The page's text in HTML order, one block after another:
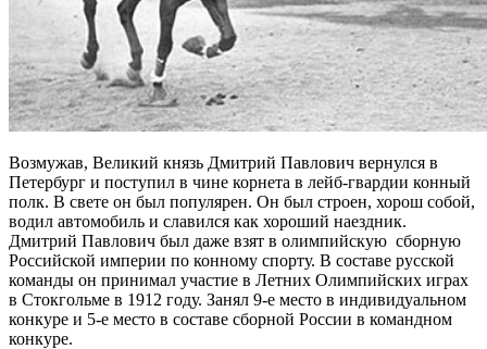
Возмужав, Великий князь Дмитрий Павлович вернулся в
Петербург и поступил в чине корнета в лейб-гвардии конный
полк. В свете он был популярен. Он был строен, хорош собой,
водил автомобиль и славился как хороший наездник.
Дмитрий Павлович был даже взят в олимпийскую сборную
Российской империи по конному спорту. В составе русской
команды он принимал участие в Летних Олимпийских играх
в Стокгольме в 1912 году. Занял 9-е место в индивидуальном
конкуре и 5-е место в составе сборной России в командном
конкуре.